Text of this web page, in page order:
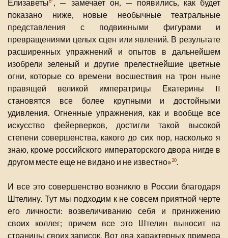
Елизаветы , — замечает он, — появились, как будет
показано ниже, новые необычные театральные
представления с подвижными фигурами и
превращениями целых сцен или явлений. В результате
расширенных упражнений и опытов в дальнейшем
изобрели зеленый и другие прелестнейшие цветные
огни, которые со времени восшествия на трон ныне
правящей великой императрицы Екатерины II
становятся все более крупными и достойными
удивления. Огненные упражнения, как и вообще все
искусство фейерверков, достигли такой высокой
степени совершенства, какого до сих пор, насколько я
знаю, кроме российского императорского двора нигде в
другом месте еще не видано и не известно»20.
И все это совершенство возникло в России благодаря
Штелину. Тут мы подходим к не совсем приятной черте
его личности: возвеличиванию себя и принижению
своих коллег; причем все это Штелин выносит на
страницы своих записок. Вот два характерных примера